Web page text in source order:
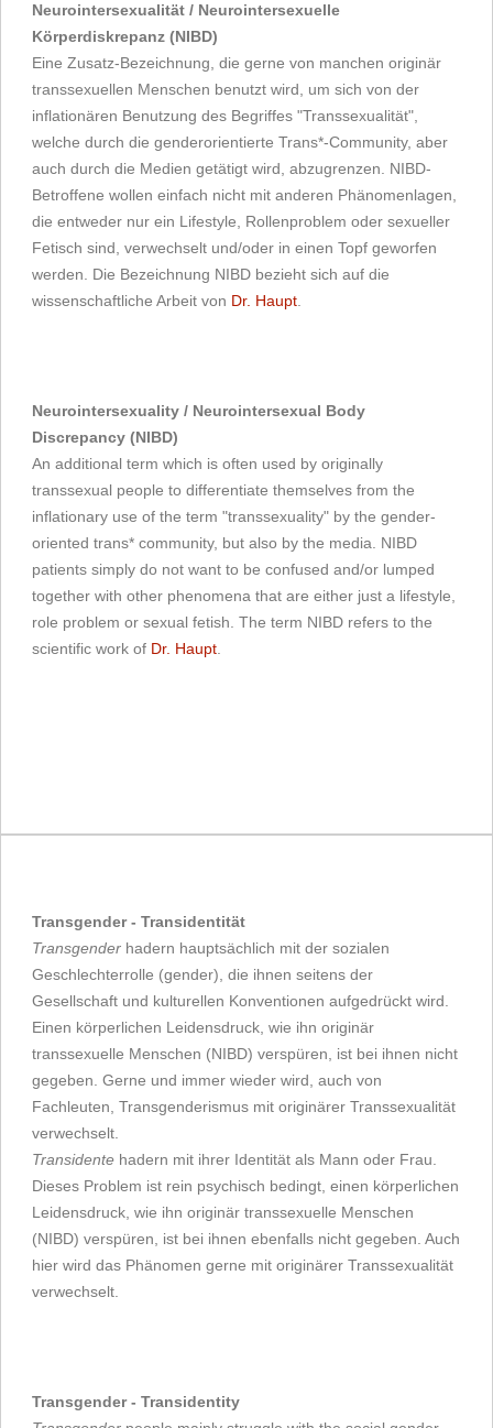
Neurointersexualität / Neurointersexuelle
Körperdiskrepanz (NIBD)
Eine Zusatz-Bezeichnung, die gerne von manchen originär
transsexuellen Menschen benutzt wird, um sich von der
inflationären Benutzung des Begriffes "Transsexualität",
welche durch die genderorientierte Trans*-Community, aber
auch durch die Medien getätigt wird, abzugrenzen. NIBD-
Betroffene wollen einfach nicht mit anderen Phänomenlagen,
die entweder nur ein Lifestyle, Rollenproblem oder sexueller
Fetisch sind, verwechselt und/oder in einen Topf geworfen
werden. Die Bezeichnung NIBD bezieht sich auf die
wissenschaftliche Arbeit von Dr. Haupt
Neurointersexuality / Neurointersexual Body
Discrepancy (NIBD)
An additional term which is often used by originally
transsexual people to differentiate themselves from the
inflationary use of the term "transsexuality" by the gender-
oriented trans* community, but also by the media. NIBD
patients simply do not want to be confused and/or lumped
together with other phenomena that are either just a lifestyle,
role problem or sexual fetish. The term NIBD refers to the
scientific work of Dr. Haupt
Transgender - Transidentität
Transgender hadern hauptsächlich mit der sozialen
Geschlechterrolle (gender), die ihnen seitens der
Gesellschaft und kulturellen Konventionen aufgedrückt wird.
Einen körperlichen Leidensdruck, wie ihn originär
transsexuelle Menschen (NIBD) verspüren, ist bei ihnen nicht
gegeben. Gerne und immer wieder wird, auch von
Fachleuten, Transgenderismus mit originärer Transsexualität
verwechselt.
Transidente hadern mit ihrer Identität als Mann oder Frau.
Dieses Problem ist rein psychisch bedingt, einen körperlichen
Leidensdruck, wie ihn originär transsexuelle Menschen
(NIBD) verspüren, ist bei ihnen ebenfalls nicht gegeben. Auch
hier wird das Phänomen gerne mit originärer Transsexualität
verwechselt.
Transgender - Transidentity